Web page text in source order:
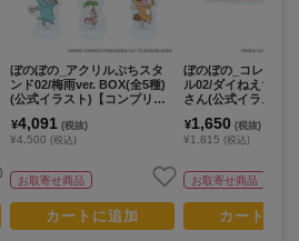
ぼのぼの_アクリルぷちスタ
ンド02/梅雨ver. BOX(全5種)
(公式イラスト)【コンプリー
¥4,091 (税抜)
¥4,500 (税込)
お取寄せ商品
カートに追加
ぼのぼの_コレクシ
ル02/ダイねえちゃ
さん(公式イラスト)
¥1,650 (税抜)
¥1,815 (税込)
お取寄せ商品
カートに